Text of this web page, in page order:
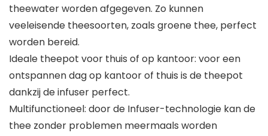
theewater worden afgegeven. Zo kunnen
veeleisende theesoorten, zoals groene thee, perfect
worden bereid.
Ideale theepot voor thuis of op kantoor: voor een
ontspannen dag op kantoor of thuis is de theepot
dankzij de infuser perfect.
Multifunctioneel: door de Infuser-technologie kan de
thee zonder problemen meermaals worden